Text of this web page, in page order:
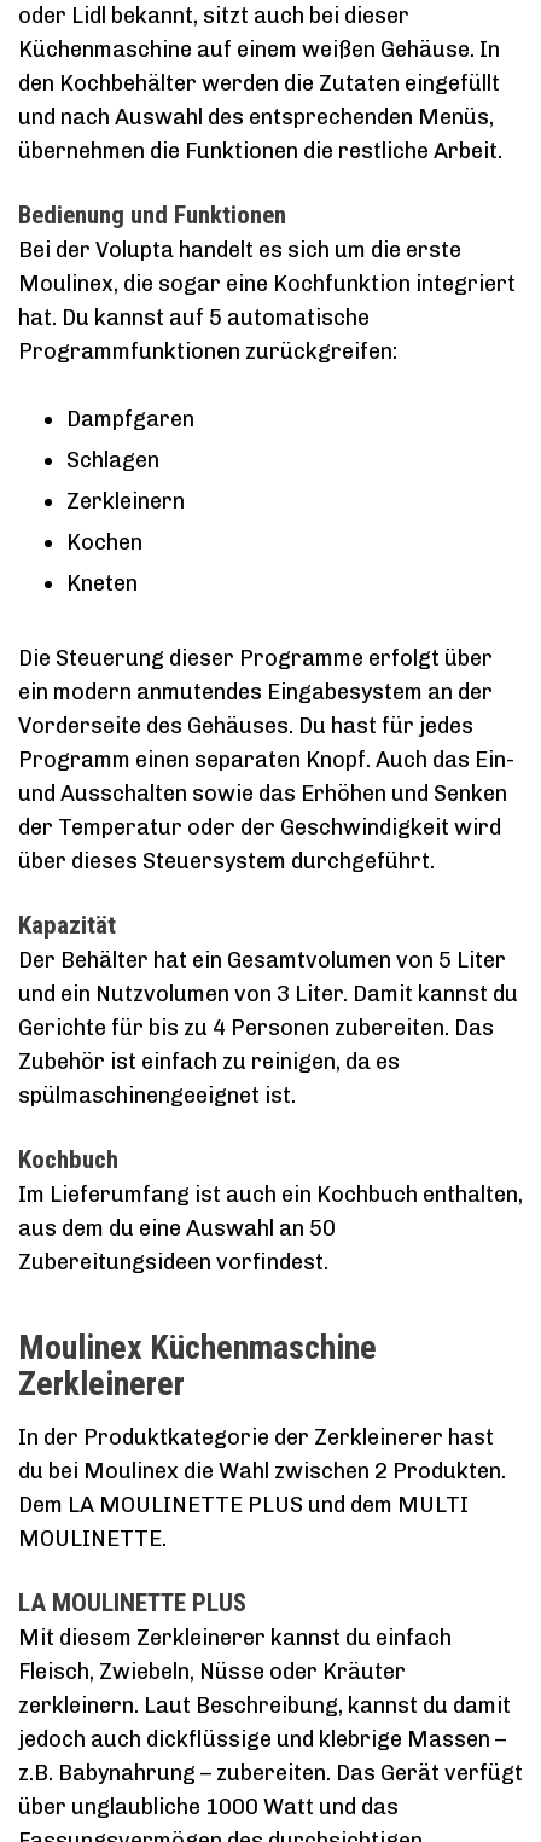
oder Lidl bekannt, sitzt auch bei dieser
Küchenmaschine auf einem weißen Gehäuse. In
den Kochbehälter werden die Zutaten eingefüllt
und nach Auswahl des entsprechenden Menüs,
übernehmen die Funktionen die restliche Arbeit.
Bedienung und Funktionen
Bei der Volupta handelt es sich um die erste
Moulinex, die sogar eine Kochfunktion integriert
hat. Du kannst auf 5 automatische
Programmfunktionen zurückgreifen:
Dampfgaren
Schlagen
Zerkleinern
Kochen
Kneten
Die Steuerung dieser Programme erfolgt über
ein modern anmutendes Eingabesystem an der
Vorderseite des Gehäuses. Du hast für jedes
Programm einen separaten Knopf. Auch das Ein-
und Ausschalten sowie das Erhöhen und Senken
der Temperatur oder der Geschwindigkeit wird
über dieses Steuersystem durchgeführt.
Kapazität
Der Behälter hat ein Gesamtvolumen von 5 Liter
und ein Nutzvolumen von 3 Liter. Damit kannst du
Gerichte für bis zu 4 Personen zubereiten. Das
Zubehör ist einfach zu reinigen, da es
spülmaschinengeeignet ist.
Kochbuch
Im Lieferumfang ist auch ein Kochbuch enthalten,
aus dem du eine Auswahl an 50
Zubereitungsideen vorfindest.
Moulinex Küchenmaschine
Zerkleinerer
In der Produktkategorie der Zerkleinerer hast
du bei Moulinex die Wahl zwischen 2 Produkten.
Dem LA MOULINETTE PLUS und dem MULTI
MOULINETTE.
LA MOULINETTE PLUS
Mit diesem Zerkleinerer kannst du einfach
Fleisch, Zwiebeln, Nüsse oder Kräuter
zerkleinern. Laut Beschreibung, kannst du damit
jedoch auch dickflüssige und klebrige Massen –
z.B. Babynahrung – zubereiten. Das Gerät verfügt
über unglaubliche 1000 Watt und das